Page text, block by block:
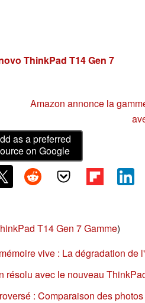
ThinkPad T14 Gen 7
Amazon annonce la
as a preferred
on Google
T14 Gen 7 Gamme)
vive : La dégradation de
résolu avec le nouveau
: Comparaison des